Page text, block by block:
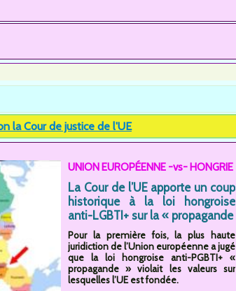
la Cour de justice de l'UE
UNION EUROPÉENNE -vs- HONGRIE
La Cour de l’UE apporte un coup
historique à la loi hongroise
anti-LGBTI+ sur la « propagande
Pour la première fois, la plus haute
juridiction de l’Union européenne a jugé
que la loi hongroise anti-PGBTI+ «
propagande » violait les valeurs sur
lesquelles l’UE est fondée.